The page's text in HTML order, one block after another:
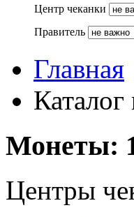
Центр чеканки
Правитель
Главная
Монеты:
Центры